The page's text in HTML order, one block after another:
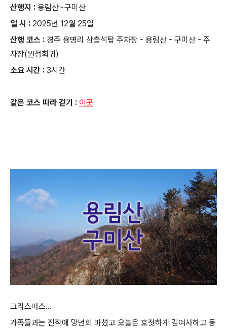
산행지 : 용림산~구미산
일 시 : 2025년 12월 25일
산행 코스 : 경주 용명리 삼층석탑 주차장 - 용림산 - 구미산 - 주
차장(원점회귀)
소요 시간 : 3시간
같은 코스 따라 걷기 : 이곳
크리스마스...
가족들과는 진작에 망년회 마쳤고 오늘은 호젓하게 김여사하고 동